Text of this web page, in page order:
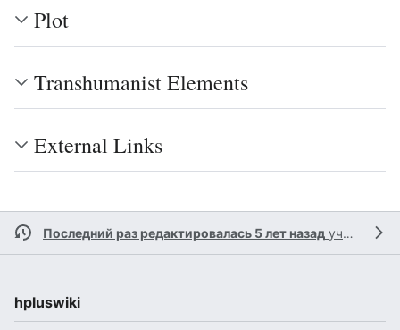
Plot
Transhumanist Elements
External Links
Последний раз редактировалась 5 лет назад участником
hpluswiki